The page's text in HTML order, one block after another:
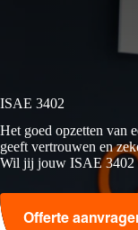
ISAE 3402
Het goed opzetten van
geeft vertrouwen en
Wil jij jouw ISAE 3402
Offerte